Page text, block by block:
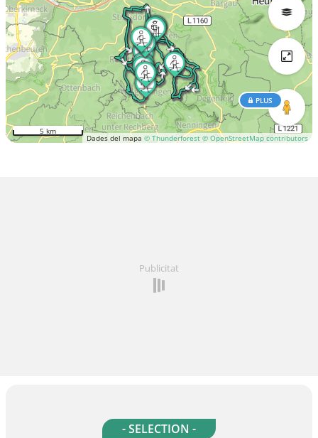
Dades del mapa © Thunderforest © OpenStreetMap contributors
PLUS
5 km
Publicitat
- SELECTION -